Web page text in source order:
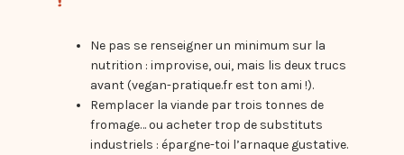
Ne pas se renseigner un minimum sur la
nutrition : improvise, oui, mais lis deux trucs
avant (vegan-pratique.fr est ton ami !).
Remplacer la viande par trois tonnes de
fromage… ou acheter trop de substituts
industriels : épargne-toi l’arnaque gustative.